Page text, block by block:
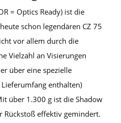
= Optics Ready) ist die
schon legendären CZ 75
vor allem durch die
Vielzahl an Visierungen
über eine spezielle
enthalten)
über 1.300 g ist die Shadow
Rückstoß effektiv gemindert.